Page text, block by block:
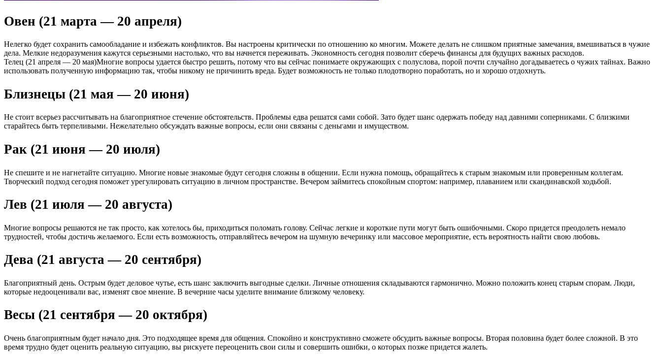
Овен (21 марта — 20 апреля)
Нелегко будет сохранить самообладание и избежать конфликтов. Вы настроены критически по отношению ко многим. Можете делать не слишком приятные замечания, вмешиваться в чужие
дела. Мелкие недоразумения кажутся серьезными настолько, что вы начнется переживать. Экономность сегодня позволит сберечь финансы для будущих важных расходов.
Телец (21 апреля — 20 мая)Многие вопросы удается быстро решить, потому что вы сейчас понимаете окружающих с полуслова, порой почти случайно догадываетесь о чужих тайнах. Важно
использовать полученную информацию так, чтобы никому не причинить вреда. Будет возможность не только плодотворно поработать, но и хорошо отдохнуть.
Близнецы (21 мая — 20 июня)
Не стоит всерьез рассчитывать на благоприятное стечение обстоятельств. Проблемы едва решатся сами собой. Зато будет шанс одержать победу над давними соперниками. С близкими
старайтесь быть терпеливыми. Нежелательно обсуждать важные вопросы, если они связаны с деньгами и имуществом.
Рак (21 июня — 20 июля)
Не спешите и не нагнетайте ситуацию. Многие новые знакомые будут сегодня сложны в общении. Если нужна помощь, обращайтесь к старым знакомым или проверенным коллегам.
Творческий подход сегодня поможет урегулировать ситуацию в личном пространстве. Вечером займитесь спокойным спортом: например, плаванием или скандинавской ходьбой.
Лев (21 июля — 20 августа)
Многие вопросы решаются не так просто, как хотелось бы, приходиться поломать голову. Сейчас легкие и короткие пути могут быть ошибочными. Скоро придется преодолеть немало
трудностей, чтобы достичь желаемого. Если есть возможность, отправляйтесь вечером на шумную вечеринку или массовое мероприятие, есть вероятность найти свою любовь.
Дева (21 августа — 20 сентября)
Благоприятный день. Острым будет деловое чутье, есть шанс заключить выгодные сделки. Личные отношения складываются гармонично. Можно положить конец старым спорам. Люди,
которые недооценивали вас, изменят свое мнение. В вечерние часы уделите внимание близкому человеку.
Весы (21 сентября — 20 октября)
Очень благоприятным будет начало дня. Это подходящее время для общения. Спокойно и конструктивно сможете обсудить важные вопросы. Вторая половина будет более сложной. В это
время трудно будет оценить реальную ситуацию, вы рискуете переоценить свои силы и совершить ошибки, о которых позже придется жалеть.